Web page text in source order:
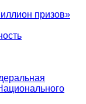
призов»